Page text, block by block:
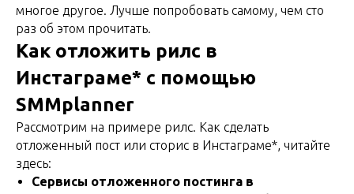
многое другое. Лучше попробовать самому, чем сто
раз об этом прочитать.
Как отложить рилс в
Инстаграме* с помощью
SMMplanner
Рассмотрим на примере рилс. Как сделать
отложенный пост или сторис в Инстаграме*, читайте
здесь:
Сервисы отложенного постинга в